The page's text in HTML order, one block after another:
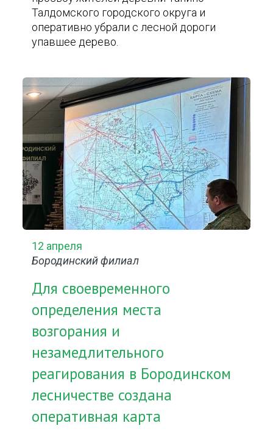
Талдомского городского округа и
оперативно убрали с лесной дороги
упавшее дерево.
12 апреля
Бородинский филиал
Для своевременного
определения места
возгорания и
незамедлительного
реагирования в Бородинском
лесничестве создана
оперативная карта